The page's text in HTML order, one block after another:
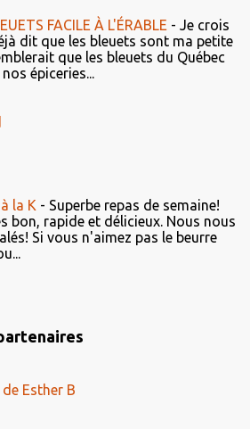
FACILE À L'ÉRABLE - Je crois
dit que les bleuets sont ma petite
que les bleuets du Québec
épiceries...
la K - Superbe repas de semaine!
bon, rapide et délicieux. Nous nous
Si vous n'aimez pas le beurre
Esther B